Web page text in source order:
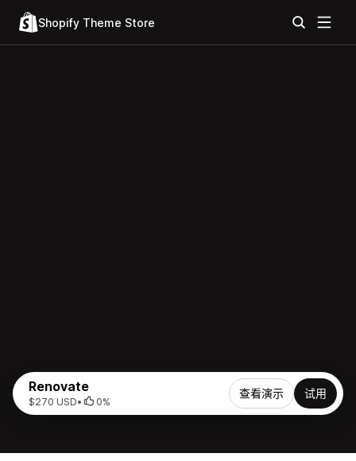
Shopify Theme Store
Renovate
$270 USD• 0%
查看演示 试用